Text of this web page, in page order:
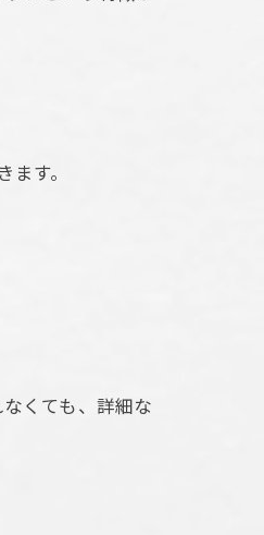
す。
くても、詳細な